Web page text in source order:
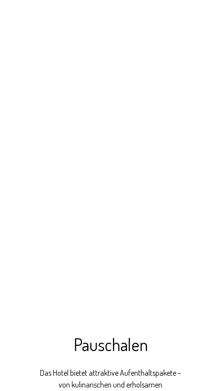
Pauschalen
Das Hotel bietet attraktive Aufenthaltspakete –
von kulinarischen und erholsamen